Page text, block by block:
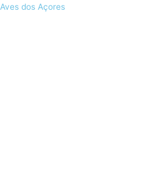
Skip
Aves dos Açores